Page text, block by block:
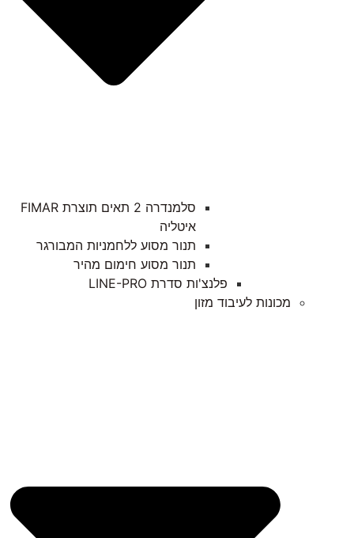
סלמנדרה 2 תאים תוצרת FIMAR
איטליה
תנור מסוע ללחמניות המבורגר
תנור מסוע חימום מהיר
פלנצ'ות סדרת LINE-PRO
מכונות לעיבוד מזון